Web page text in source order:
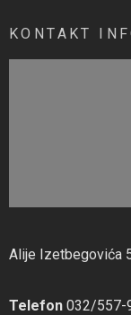
KONTAKT
Alije Izetbegovića
Telefon 032/557-